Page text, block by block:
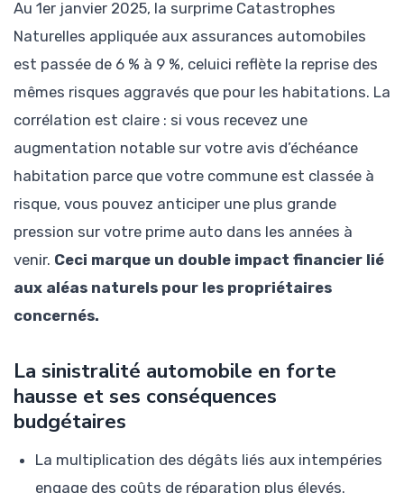
Au 1er janvier 2025, la surprime Catastrophes
Naturelles appliquée aux assurances automobiles
est passée de 6 % à 9 %, celuici reflète la reprise des
mêmes risques aggravés que pour les habitations. La
corrélation est claire : si vous recevez une
augmentation notable sur votre avis d’échéance
habitation parce que votre commune est classée à
risque, vous pouvez anticiper une plus grande
pression sur votre prime auto dans les années à
venir. Ceci marque un double impact financier lié
aux aléas naturels pour les propriétaires
concernés.
La sinistralité automobile en forte
hausse et ses conséquences
budgétaires
La multiplication des dégâts liés aux intempéries
engage des coûts de réparation plus élevés.